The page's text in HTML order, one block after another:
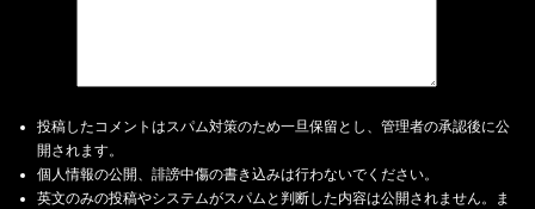
投稿したコメントはスパム対策のため一旦保留とし、管理者の承認後に公
開されます。
個人情報の公開、誹謗中傷の書き込みは行わないでください。
英文のみの投稿やシステムがスパムと判断した内容は公開されません。ま